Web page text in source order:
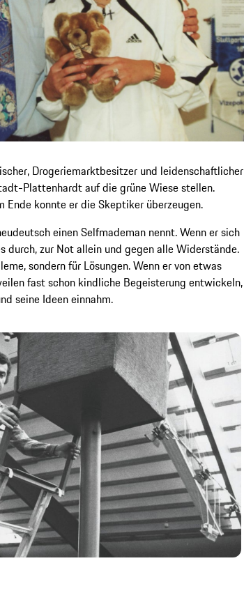
Drogeriemarktbesitzer und leidenschaftlicher
Plattenhardt auf die grüne Wiese stellen.
konnte er die Skeptiker überzeugen.
einen Selfmademan nennt. Wenn er sich
durch, zur Not allein und gegen alle Widerstände.
sondern für Lösungen. Wenn er von etwas
fast schon kindliche Begeisterung entwickeln,
seine Ideen einnahm.